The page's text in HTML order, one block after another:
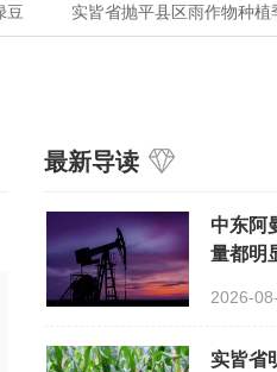
实皆省抛平县区雨作物种植季
最新导读
中东阿
量都明
2026-
实皆省